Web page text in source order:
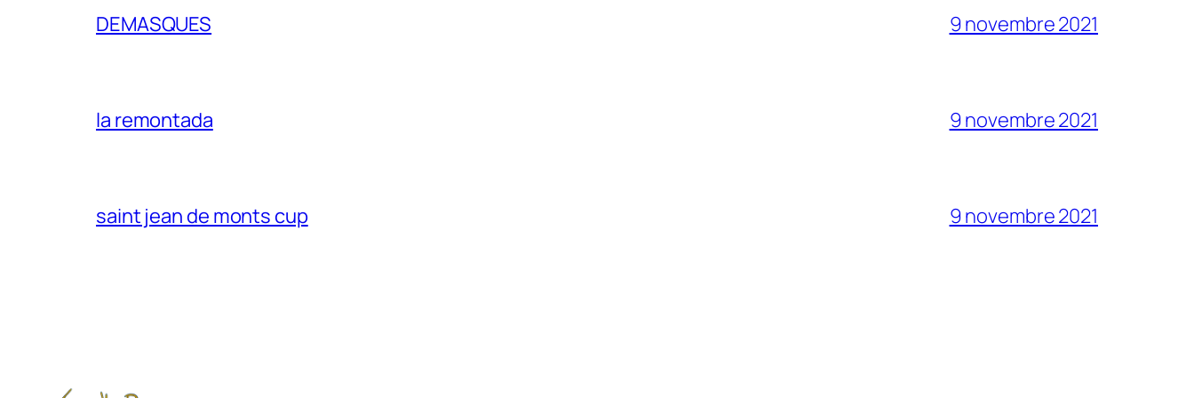
DEMASQUES 9 novembre 2021
la remontada 9 novembre 2021
saint jean de monts cup 9 novembre 2021